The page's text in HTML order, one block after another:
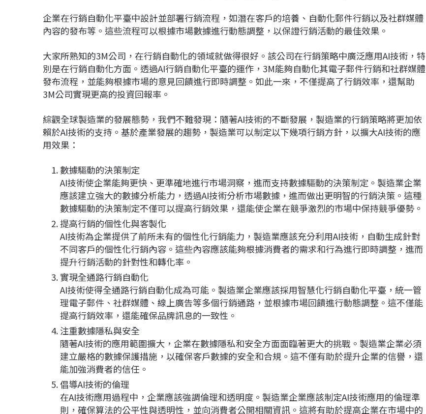
企業在行銷自動化平臺中設計並部署行銷流程，如潛在客戶的培養、自動化郵件行銷以及社群媒體
內容的發布等。這些流程可以根據市場數據進行動態調整，以保證行銷活動的最佳效果。
大家所熟知的3M公司，在行銷自動化的領域就做得很好。該公司在行銷策略中廣泛應用AI技術，特
別是在行銷自動化方面。透過AI行銷自動化平臺的運作，3M能夠自動化其電子郵件行銷和社群媒體
發布流程，並能夠根據市場的意見回饋進行即時調整。如此一來，不僅提高了行銷效率，還幫助
3M公司實現更高的投資回報率。
綜觀全球製造業的發展態勢，我們不難發現：隨著AI技術的不斷發展，製造業的行銷策略將更加依
賴於AI技術的支持。基於產業發展的趨勢，製造業可以制定以下幾項行銷方針，以擴大AI技術的應
用效果：
數據驅動的決策制定
AI技術使企業能夠更快、更準確地進行市場洞察，進而支持數據驅動的決策制定。製造業企業
應該建立強大的數據分析能力，透過AI技術分析市場數據，進而做出更明智的行銷決策。這種
數據驅動的決策制定不僅可以提高行銷效果，還能使企業在競爭激烈的市場中保持競爭優勢。
提高行銷的個性化與客製化
AI技術為企業提供了前所未有的個性化行銷能力，製造業應該充分利用AI技術，自動生成針對
不同客戶的個性化行銷內容。這些內容應該能夠根據消費者的需求和行為進行即時調整，進而
提升行銷活動的針對性和轉化率。
實現全通路行銷自動化
AI技術使得全通路行銷自動化成為可能。製造業企業應該採用智慧化行銷自動化平臺，統一管
理電子郵件、社群媒體、線上廣告等多個行銷通路，並根據市場回饋進行動態調整。這不僅能
提高行銷效率，還能確保品牌訊息的一致性。
注重數據隱私與安全
隨著AI技術的應用範圍擴大，企業在數據隱私和安全方面面臨著更大的挑戰。製造業企業必須
建立嚴格的數據保護措施，以確保客戶數據的安全和合規。這不僅有助於提升企業的信譽，還
能加強消費者的信任。
倡導AI技術的倫理
在AI技術應用過程中，企業應該強調倫理和透明度。製造業企業應該制定AI技術應用的倫理準
則，確保算法的公平性與透明性，並向消費者公開相關資訊。這將有助於提高企業在市場中的